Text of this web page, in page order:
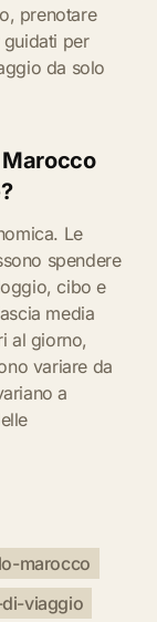
prenotare
per
da solo
Le
spendere
cibo e
media
al giorno,
variare da
a
marocco
viaggio